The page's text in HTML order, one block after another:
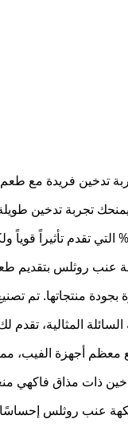
فريدة مع طعم
عنب روثلس بتقديم
منتجاتها. تم
السائلة المثالية،
معظم أجهزة الفيب،
ذات مذاق فاكهي